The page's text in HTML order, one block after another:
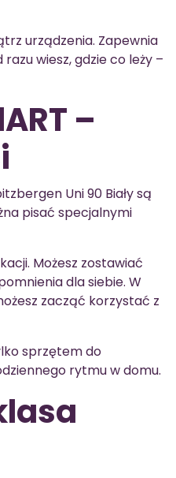
urządzenia. Zapewnia
wiesz, gdzie co leży –
–
Uni 90 Biały są
pisać specjalnymi
Możesz zostawiać
dla siebie. W
zacząć korzystać z
sprzętem do
rytmu w domu.